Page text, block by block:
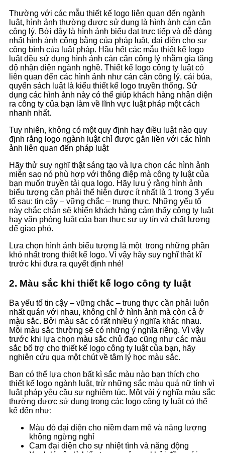
Thường với các mẫu thiết kế logo liên quan đến ngành
luật, hình ảnh thường được sử dụng là hình ảnh cán cân
công lý. Bởi đây là hình ảnh biểu đạt trực tiếp và dễ dàng
nhất hình ảnh công bằng của pháp luật, đại diện cho sự
công bình của luật pháp. Hầu hết các mẫu thiết kế logo
luật đều sử dụng hình ảnh cán cân công lý nhằm gia tăng
độ nhận diện ngành nghề. Thiết kế logo công ty luật có
liên quan đến các hình ảnh như cán cân công lý, cái búa,
quyển sách luật là kiểu thiết kế logo truyền thống. Sử
dụng các hình ảnh này có thể giúp khách hàng nhận diện
ra công ty của bạn làm về lĩnh vực luật pháp một cách
nhanh nhất.
Tuy nhiên, không có một quy định hay điều luật nào quy
định rằng logo ngành luật chỉ được gắn liền với các hình
ảnh liên quan đến pháp luật
Hãy thử suy nghĩ thật sáng tạo và lựa chọn các hình ảnh
miễn sao nó phù hợp với thông điệp mà công ty luật của
bạn muốn truyền tải qua logo. Hãy lưu ý rằng hình ảnh
biểu tượng cần phải thể hiện được ít nhất là 1 trong 3 yếu
tố sau: tin cậy – vững chắc – trung thực. Những yếu tố
này chắc chắn sẽ khiến khách hàng cảm thấy công ty luật
hay văn phòng luật của bạn thực sự uy tín và chất lượng
để giao phó.
Lựa chọn hình ảnh biểu tượng là một trong những phần
khó nhất trong thiết kế logo. Vì vậy hãy suy nghĩ thật kĩ
trước khi đưa ra quyết định nhé!
2. Màu sắc khi thiết kế logo công ty luật
Ba yếu tố tin cậy – vững chắc – trung thực cần phải luôn
nhất quán với nhau, không chỉ ở hình ảnh mà còn cả ở
màu sắc. Bởi màu sắc có rất nhiều ý nghĩa khác nhau.
Mỗi màu sắc thường sẽ có những ý nghĩa riêng. Vì vậy
trước khi lựa chọn màu sắc chủ đạo cũng như các màu
sắc bổ trợ cho thiết kế logo công ty luật của bạn, hãy
nghiên cứu qua một chút về tâm lý học màu sắc.
Bạn có thể lựa chọn bất kì sắc màu nào bạn thích cho
thiết kế logo ngành luật, trừ những sắc màu quá nữ tính vì
luật pháp yêu cầu sự nghiêm túc. Một vài ý nghĩa màu sắc
thường được sử dụng trong các logo công ty luật có thể
kể đến như:
Màu đỏ đại diện cho niềm đam mê và năng lượng
không ngừng nghỉ
Cam đại diện cho sự nhiệt tình và năng động